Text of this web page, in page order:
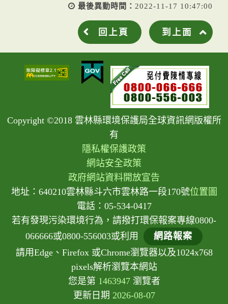
最後異動時間： 2022-11-17 10:47:00
回上頁 到上面
Copyright ©2018 雲林縣環境保護局全球資訊網版權所
有
隱私權保護政策
網站安全政策
政府網站資料開放宣告
地址：640210雲林縣斗六市雲林路一段170號位置圖
電話：05-534-0417
若有發現污染環境行為，請撥打環保報案專線0800-
066666或0800-556003或利用
網路報案
請用Edge、Firefox 或Chrome瀏覽器以及1024x768
pixels解析瀏覽本網站
您是第 1463947瀏覽者
更新日期 2026-08-07